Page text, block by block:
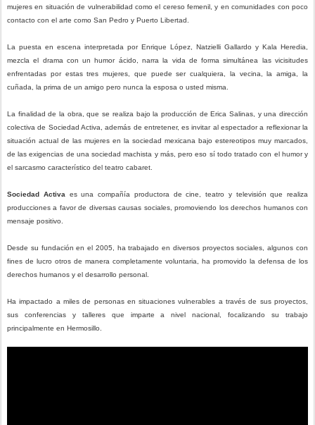
mujeres en situación de vulnerabilidad como el cereso femenil, y en comunidades con poco
contacto con el arte como San Pedro y Puerto Libertad.
La puesta en escena interpretada por Enrique López, Natzielli Gallardo y Kala Heredia,
mezcla el drama con un humor ácido, narra la vida de forma simultánea las vicisitudes
enfrentadas por estas tres mujeres, que puede ser cualquiera, la vecina, la amiga, la
cuñada, la prima de un amigo pero nunca la esposa o usted misma.
La finalidad de la obra, que se realiza bajo la producción de Erica Salinas, y una dirección
colectiva de Sociedad Activa, además de entretener, es invitar al espectador a reflexionar la
situación actual de las mujeres en la sociedad mexicana bajo estereotipos muy marcados,
de las exigencias de una sociedad machista y más, pero eso sí todo tratado con el humor y
el sarcasmo característico del teatro cabaret.
Sociedad Activa es una compañía productora de cine, teatro y televisión que realiza
producciones a favor de diversas causas sociales, promoviendo los derechos humanos con
mensaje positivo.
Desde su fundación en el 2005, ha trabajado en diversos proyectos sociales, algunos con
fines de lucro otros de manera completamente voluntaria, ha promovido la defensa de los
derechos humanos y el desarrollo personal.
Ha impactado a miles de personas en situaciones vulnerables a través de sus proyectos,
sus conferencias y talleres que imparte a nivel nacional, focalizando su trabajo
principalmente en Hermosillo.